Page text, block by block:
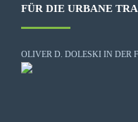
FÜR DIE URBANE
OLIVER D. DOLESKI IN DER